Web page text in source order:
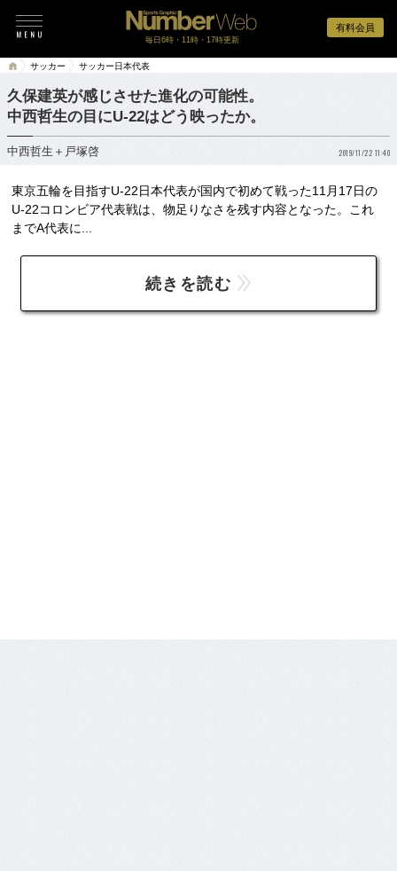
有料会員
毎日6時・11時・17時更新
サッカー サッカー日本代表
久保建英が感じさせた進化の可能性。
中西哲生の目にU-22はどう映ったか。
中西哲生＋戸塚啓 2019/11/22 11:40
東京五輪を目指すU-22日本代表が国内で初めて戦った11月17日の
U-22コロンビア代表戦は、物足りなさを残す内容となった。これ
までA代表に...
続きを読む